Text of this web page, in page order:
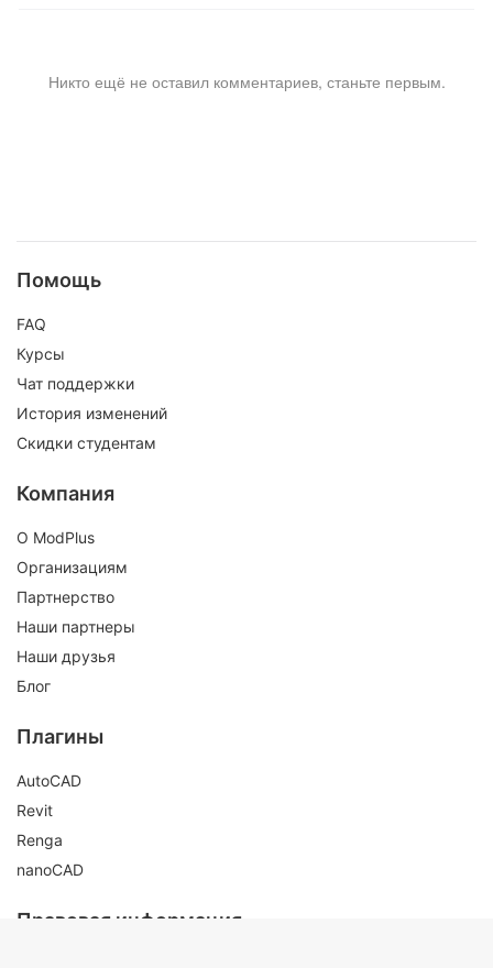
Никто ещё не оставил комментариев, станьте первым.
Помощь
FAQ
Курсы
Чат поддержки
История изменений
Скидки студентам
Компания
О ModPlus
Организациям
Партнерство
Наши партнеры
Наши друзья
Блог
Плагины
AutoCAD
Revit
Renga
nanoCAD
Правовая информация